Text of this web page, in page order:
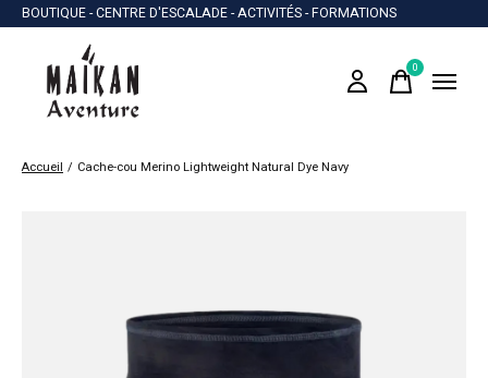
BOUTIQUE - CENTRE D'ESCALADE - ACTIVITÉS - FORMATIONS
0items
Accueil / Cache-cou Merino Lightweight Natural Dye Navy